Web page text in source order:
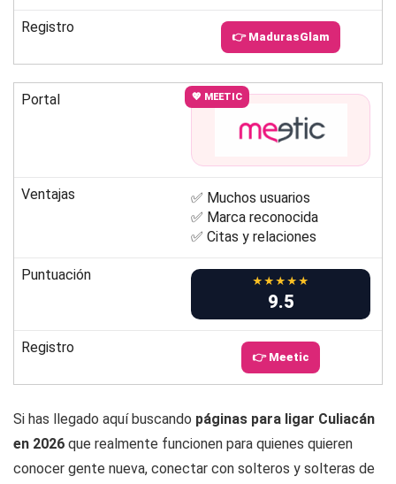
Registro
👉 MadurasGlam
Portal 💖 MEETIC
Ventajas
✅ Muchos usuarios
✅ Marca reconocida
✅ Citas y relaciones
Puntuación ★★★★★
9.5
Registro
👉 Meetic
Si has llegado aquí buscando páginas para ligar Culiacán
en 2026 que realmente funcionen para quienes quieren
conocer gente nueva, conectar con solteros y solteras de